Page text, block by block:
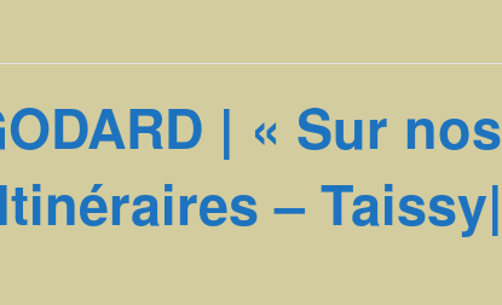
| « Sur nos
– Taissy|